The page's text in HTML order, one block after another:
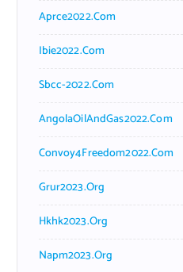
Aprce2022.com
Ibie2022.com
Sbcc-2022.com
AngolaOilAndGas2022.com
Convoy4Freedom2022.com
Grur2023.org
Hkhk2023.org
Napm2023.org